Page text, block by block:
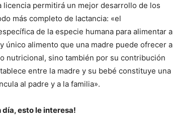
permitirá un mejor desarrollo de los
más completo de lactancia: «el
de la especie humana para alimentar a
único alimento que una madre puede ofrecer a
nutricional, sino también por su contribución
entre la madre y su bebé constituye una
al padre y a la familia».
día, esto le interesa!